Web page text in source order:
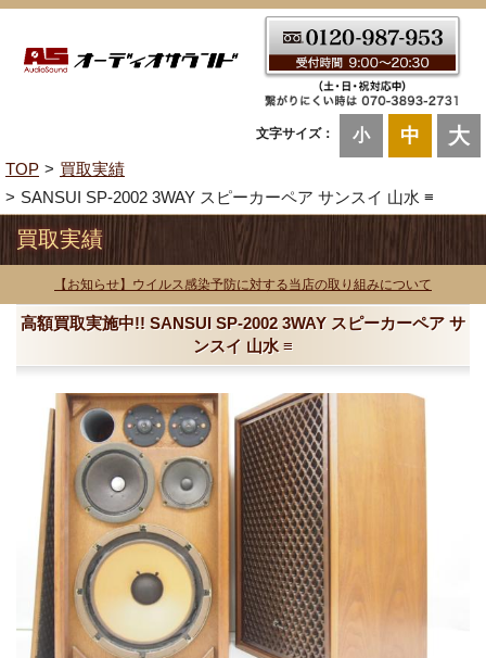
文字サイズ： 小 中 大
TOP
買取実績
SANSUI SP-2002 3WAY スピーカーペア サンスイ 山水 ≡
買取実績
【お知らせ】ウイルス感染予防に対する当店の取り組みについて
高額買取実施中!! SANSUI SP-2002 3WAY スピーカーペア サ
ンスイ 山水 ≡